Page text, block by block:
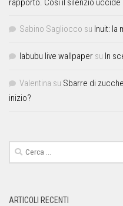
rapporto. Così il silenzio uccide
Sabino Sagliocco su Inuit: la
labubu live wallpaper su In
Valentina su Sbarre di
inizio?
ARTICOLI RECENTI